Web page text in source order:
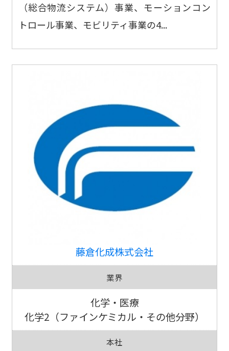
（総合物流システム）事業、モーションコン
トロール事業、モビリティ事業の4...
藤倉化成株式会社
業界
化学・医療
化学2（ファインケミカル・その他分野）
本社